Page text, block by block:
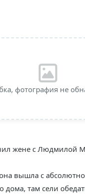
фотография не
жене с Людмилой
она вышла с
дома, там сели